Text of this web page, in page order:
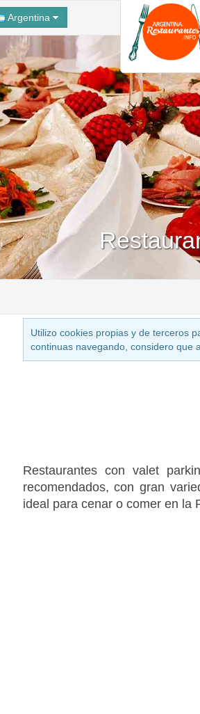
Argentina
Utilizo cookies propias y de terceros
continuas navegando, considero que
Restaurantes con valet
recomendados, con gran
ideal para cenar o comer en la